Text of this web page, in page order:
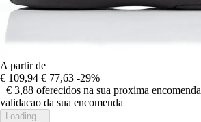
A partir de
€ 109,94 € 77,63 -29%
+€ 3,88 oferecidos na sua proxima encomenda
validacao da sua encomenda
Loading...